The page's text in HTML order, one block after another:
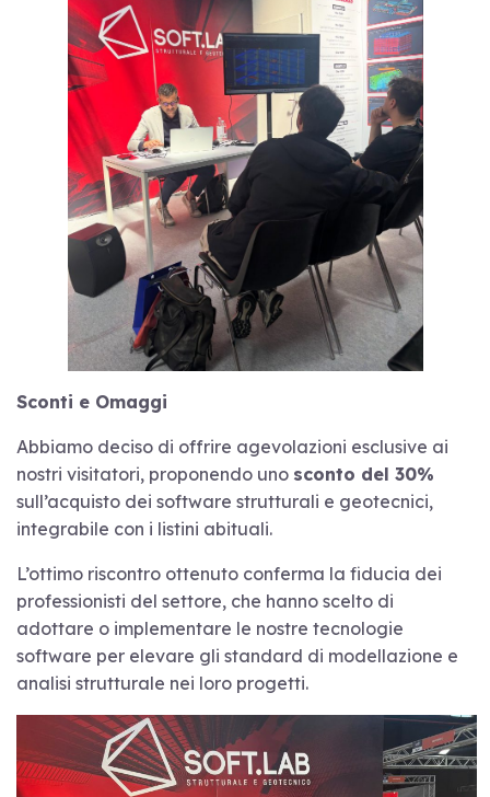
Sconti e Omaggi
Abbiamo deciso di offrire agevolazioni esclusive ai
nostri visitatori, proponendo uno sconto del 30%
sull’acquisto dei software strutturali e geotecnici,
integrabile con i listini abituali.
L’ottimo riscontro ottenuto conferma la fiducia dei
professionisti del settore, che hanno scelto di
adottare o implementare le nostre tecnologie
software per elevare gli standard di modellazione e
analisi strutturale nei loro progetti.